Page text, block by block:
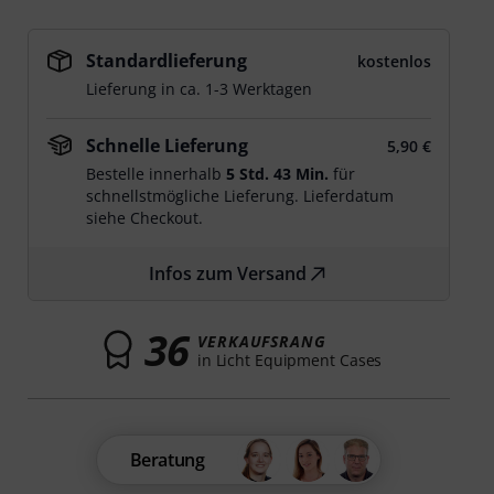
Standardlieferung
kostenlos
Lieferung in ca. 1-3 Werktagen
Schnelle Lieferung
5,90 €
Bestelle innerhalb 5 Std. 43 Min. für
schnellstmögliche Lieferung. Lieferdatum
siehe Checkout.
Infos zum Versand
36 VERKAUFSRANG
in Licht Equipment Cases
Beratung